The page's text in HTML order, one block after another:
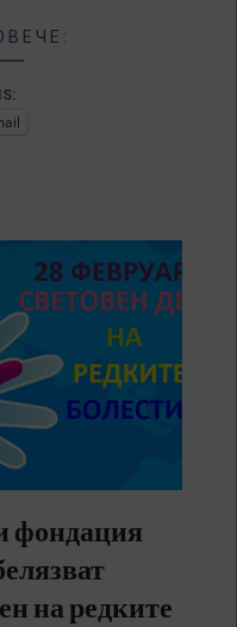
фондация
на редките